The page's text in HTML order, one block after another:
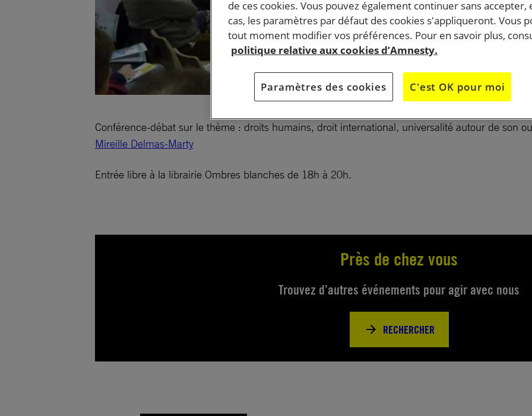
Conférence-débat sur le thème : droits humains, droit international, universalité autour de son
Mireille Delmas-Marty
Entrée libre à la librairie Ombres blanches de 18h à 20h.
Près de chez vous
Trouvez d’autres événements pour agir avec nous
RECHERCHER
de ces cookies. Vous pouvez également continuer sans accepter,
cas, les paramètres par défaut des cookies s'appliqueront. Vous
tout moment modifier vos préférences. Pour en savoir plus,
politique relative aux cookies d’Amnesty.
Paramètres des cookies C'est OK pour moi